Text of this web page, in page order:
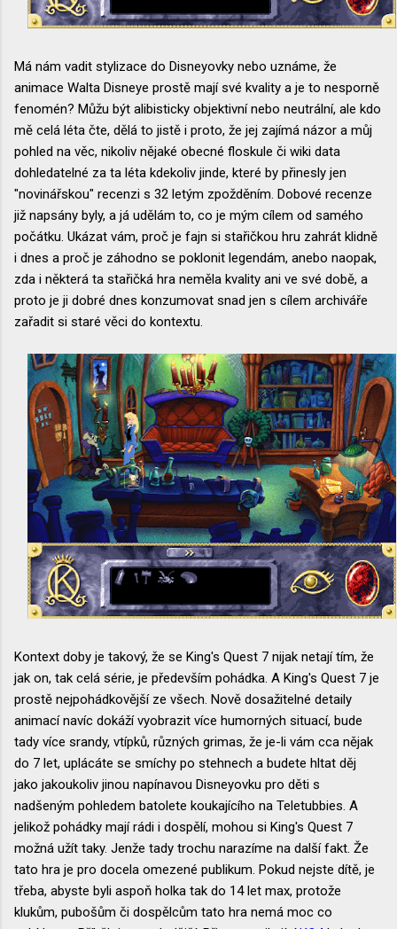
Má nám vadit stylizace do Disneyovky nebo uznáme, že
animace Walta Disneye prostě mají své kvality a je to nesporně
fenomén? Můžu být alibisticky objektivní nebo neutrální, ale kdo
mě celá léta čte, dělá to jistě i proto, že jej zajímá názor a můj
pohled na věc, nikoliv nějaké obecné floskule či wiki data
dohledatelné za ta léta kdekoliv jinde, které by přinesly jen
"novinářskou" recenzi s 32 letým zpožděním. Dobové recenze
již napsány byly, a já udělám to, co je mým cílem od samého
počátku. Ukázat vám, proč je fajn si stařičkou hru zahrát klidně
i dnes a proč je záhodno se poklonit legendám, anebo naopak,
zda i některá ta stařičká hra neměla kvality ani ve své době, a
proto je ji dobré dnes konzumovat snad jen s cílem archiváře
zařadit si staré věci do kontextu.
Kontext doby je takový, že se King's Quest 7 nijak netají tím, že
jak on, tak celá série, je především pohádka. A King's Quest 7 je
prostě nejpohádkovější ze všech. Nově dosažitelné detaily
animací navíc dokáží vyobrazit více humorných situací, bude
tady více srandy, vtípků, různých grimas, že je-li vám cca nějak
do 7 let, uplácáte se smíchy po stehnech a budete hltat děj
jako jakoukoliv jinou napínavou Disneyovku pro děti s
nadšeným pohledem batolete koukajícího na Teletubbies. A
jelikož pohádky mají rádi i dospělí, mohou si King's Quest 7
možná užít taky. Jenže tady trochu narazíme na další fakt. Že
tato hra je pro docela omezené publikum. Pokud nejste dítě, je
třeba, abyste byli aspoň holka tak do 14 let max, protože
klukům, pubošům či dospělcům tato hra nemá moc co